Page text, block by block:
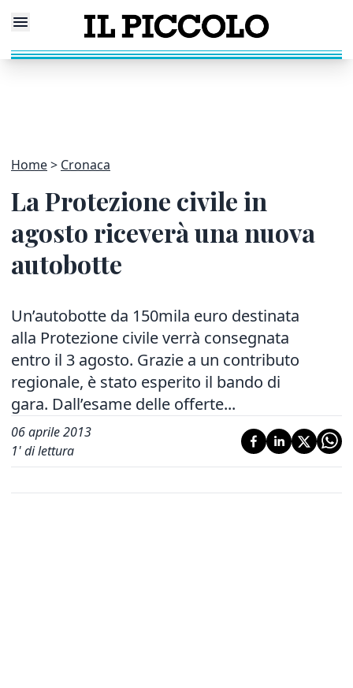
Home Cronaca
La Protezione civile in
agosto riceverà una nuova
autobotte
Un’autobotte da 150mila euro destinata
alla Protezione civile verrà consegnata
entro il 3 agosto. Grazie a un contributo
regionale, è stato esperito il bando di
gara. Dall’esame delle offerte...
06 aprile 2013
1' di lettura